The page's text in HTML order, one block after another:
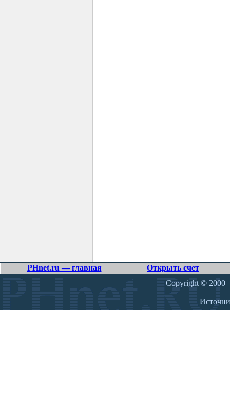
PHnet.ru — главная
Открыть счет
Copyright © 2000